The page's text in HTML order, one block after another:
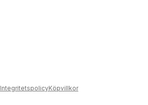
IntegritetspolicyKöpvillkor